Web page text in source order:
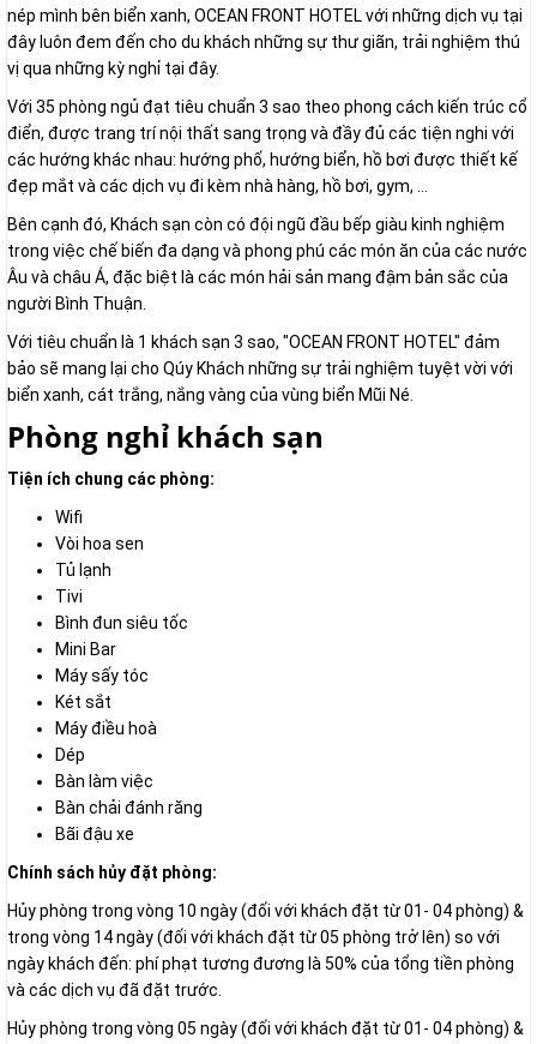
nép mình bên biển xanh, OCEAN FRONT HOTEL với những dịch vụ tại
đây luôn đem đến cho du khách những sự thư giãn, trải nghiệm thú
vị qua những kỳ nghỉ tại đây.
Với 35 phòng ngủ đạt tiêu chuẩn 3 sao theo phong cách kiến trúc cổ
điển, được trang trí nội thất sang trọng và đầy đủ các tiện nghi với
các hướng khác nhau: hướng phố, hướng biển, hồ bơi được thiết kế
đẹp mắt và các dịch vụ đi kèm nhà hàng, hồ bơi, gym, …
Bên cạnh đó, Khách sạn còn có đội ngũ đầu bếp giàu kinh nghiệm
trong việc chế biến đa dạng và phong phú các món ăn của các nước
Âu và châu Á, đặc biệt là các món hải sản mang đậm bản sắc của
người Bình Thuận.
Với tiêu chuẩn là 1 khách sạn 3 sao, "OCEAN FRONT HOTEL" đảm
bảo sẽ mang lại cho Qúy Khách những sự trải nghiệm tuyệt vời với
biển xanh, cát trắng, nắng vàng của vùng biển Mũi Né.
Phòng nghỉ khách sạn
Tiện ích chung các phòng:
Wifi
Vòi hoa sen
Tủ lạnh
Tivi
Bình đun siêu tốc
Mini Bar
Máy sấy tóc
Két sắt
Máy điều hoà
Dép
Bàn làm việc
Bàn chải đánh răng
Bãi đậu xe
Chính sách hủy đặt phòng:
Hủy phòng trong vòng 10 ngày (đối với khách đặt từ 01- 04 phòng) &
trong vòng 14 ngày (đối với khách đặt từ 05 phòng trở lên) so với
ngày khách đến: phí phạt tương đương là 50% của tổng tiền phòng
và các dịch vụ đã đặt trước.
Hủy phòng trong vòng 05 ngày (đối với khách đặt từ 01- 04 phòng) &